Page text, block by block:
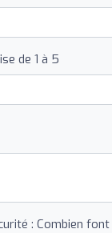
de 1 à 5
: Combien font